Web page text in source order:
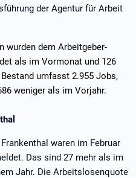
der Agentur für Arbeit
wurden dem Arbeitgeber-
als im Vormonat und 126
umfasst 2.955 Jobs,
weniger als im Vorjahr.
waren im Februar
Das sind 27 mehr als im
Jahr. Die Arbeitslosenquote